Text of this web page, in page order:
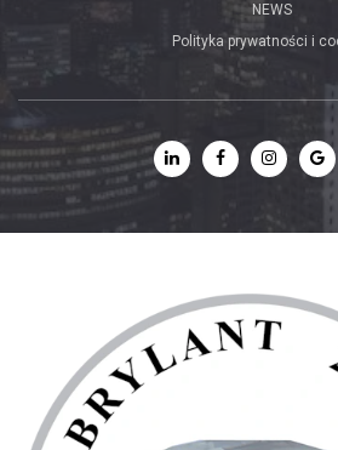
NEWS
Polityka prywatności i